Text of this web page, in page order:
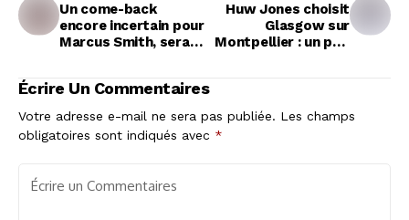
Un come-back
encore incertain pour
Marcus Smith, sera-
Huw Jones choisit
Glasgow sur
Montpellier : un pari
Écrire Un Commentaires
Votre adresse e-mail ne sera pas publiée. Les champs
obligatoires sont indiqués avec *